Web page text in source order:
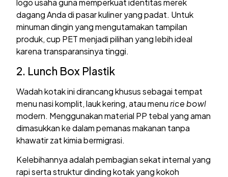
logo usaha guna memperkuat identitas merek
dagang Anda di pasar kuliner yang padat. Untuk
minuman dingin yang mengutamakan tampilan
produk, cup PET menjadi pilihan yang lebih ideal
karena transparansinya tinggi.
2. Lunch Box Plastik
Wadah kotak ini dirancang khusus sebagai tempat
menu nasi komplit, lauk kering, atau menurice bowl
modern. Menggunakan material PP tebal yang aman
dimasukkan ke dalam pemanas makanan tanpa
khawatir zat kimia bermigrasi.
Kelebihannya adalah pembagian sekat internal yang
rapi serta struktur dinding kotak yang kokoh